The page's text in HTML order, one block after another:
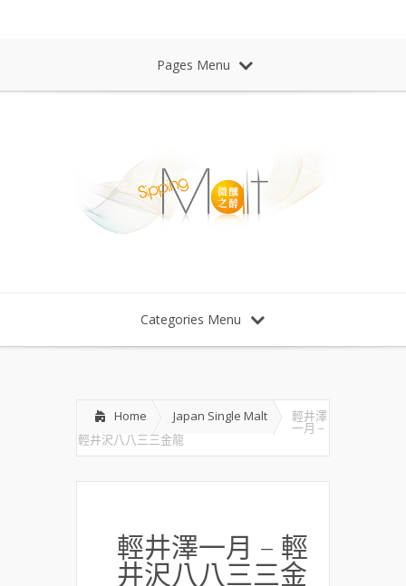
Pages Menu
Categories Menu
Home Japan Single Malt 輕井澤
一月 –
輕井沢八八三三金龍
輕井澤一月 – 輕
井沢八八三三金